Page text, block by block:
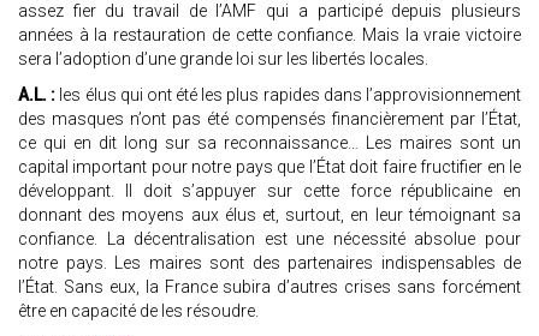
assez fier du travail de l’AMF qui a participé depuis plusieurs
années à la restauration de cette confiance. Mais la vraie victoire
sera l’adoption d’une grande loi sur les libertés locales.
A.L. : les élus qui ont été les plus rapides dans l’approvisionnement
des masques n’ont pas été compensés financièrement par l’État,
ce qui en dit long sur sa reconnaissance… Les maires sont un
capital important pour notre pays que l’État doit faire fructifier en le
développant. Il doit s’appuyer sur cette force républicaine en
donnant des moyens aux élus et, surtout, en leur témoignant sa
confiance. La décentralisation est une nécessité absolue pour
notre pays. Les maires sont des partenaires indispensables de
l’État. Sans eux, la France subira d’autres crises sans forcément
être en capacité de les résoudre.